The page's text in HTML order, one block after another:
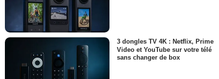
3 dongles TV 4K : Netflix, Prime
Video et YouTube sur votre télé
sans changer de box